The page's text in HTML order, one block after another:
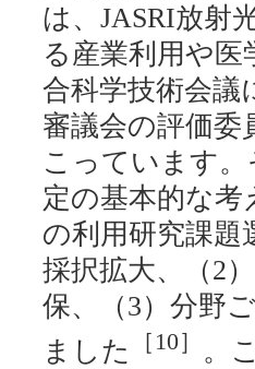
は、JASRI放射
る産業利用や
合科学技術会議
審議会の評価委
こっています
定の基本的な
の利用研究課題
採択拡大、（2
保、（3）分野
ました
［10］ 。